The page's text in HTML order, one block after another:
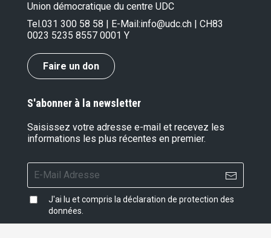
Union démocratique du centre UDC
Tel.031 300 58 58 | E-Mail:info@udc.ch | CH83
0023 5235 8557 0001 Y
Faire un don
S'abonner à la newsletter
Saisissez votre adresse e-mail et recevez les
informations les plus récentes en premier.
J'ai lu et compris la déclaration de protection des
données